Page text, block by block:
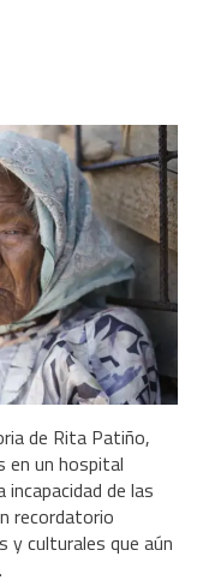
de Rita Patiño,
en un hospital
de las
recordatorio
y culturales que aún